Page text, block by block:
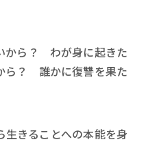
から？ わが身に起きた
ら？ 誰かに復讐を果た
きることへの本能を身